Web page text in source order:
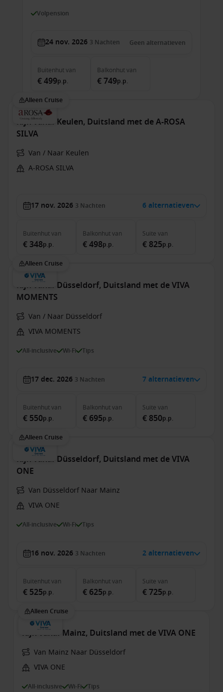
Volpension
24 nov. 2026 3 Nachten Geen alternatieven
Buitenhutvan
€ 499p.p.
Balkonhutvan
€ 749p.p.
Alleen Cruise
Rijn vanaf Keulen, Duitsland met de A-ROSA
SILVA
Van / Naar Keulen
A-ROSA SILVA
17 nov. 2026 3 Nachten 6 alternatieven
Buitenhutvan
€ 348p.p.
Balkonhutvan
€ 498p.p.
Suite van
€ 825p.p.
Alleen Cruise
Rijn vanaf Düsseldorf, Duitsland met de VIVA
MOMENTS
Van / Naar Düsseldorf
VIVA MOMENTS
All-inclusive Wi-Fi Tips
17 dec. 2026 3 Nachten 7 alternatieven
Buitenhutvan
€ 550p.p.
Balkonhutvan
€ 695p.p.
Suite van
€ 850p.p.
Alleen Cruise
Rijn vanaf Düsseldorf, Duitsland met de VIVA
ONE
Van Düsseldorf Naar Mainz
VIVA ONE
All-inclusive Wi-Fi Tips
16 nov. 2026 3 Nachten 2 alternatieven
Buitenhutvan
€ 525p.p.
Balkonhutvan
€ 625p.p.
Suite van
€ 725p.p.
Alleen Cruise
Rijn vanaf Mainz, Duitsland met de VIVA ONE
Van Mainz Naar Düsseldorf
VIVA ONE
All-inclusive Wi-Fi Tips